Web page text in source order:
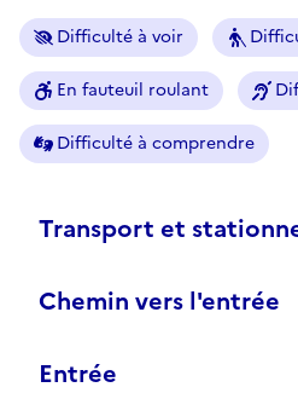
Difficulté à voir
En fauteuil roulant
Difficulté à comprendre
Transport et
Chemin vers l'entrée
Entrée